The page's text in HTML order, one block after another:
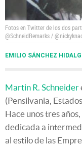
Fotos en Twitter de los dos
@SchneidRemarks /
EMILIO SÁNCHEZ
Martin R. Schneider
(Pensilvania,
Hace unos tres
dedicada a
al estilo de las